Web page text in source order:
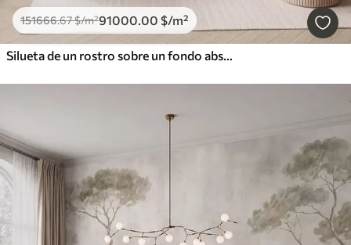
151666.67$/m²91000.00 $/m²
Silueta de un rostro sobre un fondo abstracto